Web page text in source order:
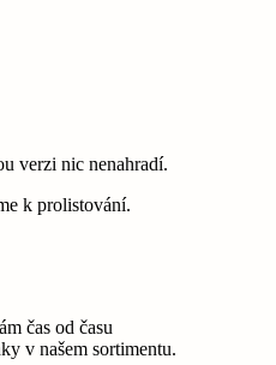
verzi nic nenahradí.
k prolistování.
čas od času
v našem sortimentu.